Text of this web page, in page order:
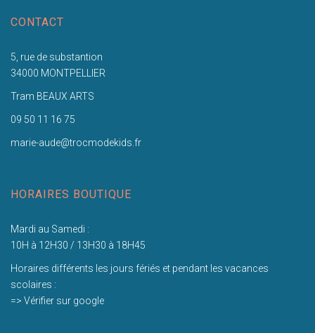
CONTACT
5, rue de substantion
34000 MONTPELLIER
Tram BEAUX ARTS
09 50 11 16 75
marie-aude@trocmodekids.fr
HORAIRES BOUTIQUE
Mardi au Samedi :
10H à 12H30 / 13H30 à 18H45
Horaires différents les jours fériés et pendant les vacances
scolaires :
=> Vérifier sur google